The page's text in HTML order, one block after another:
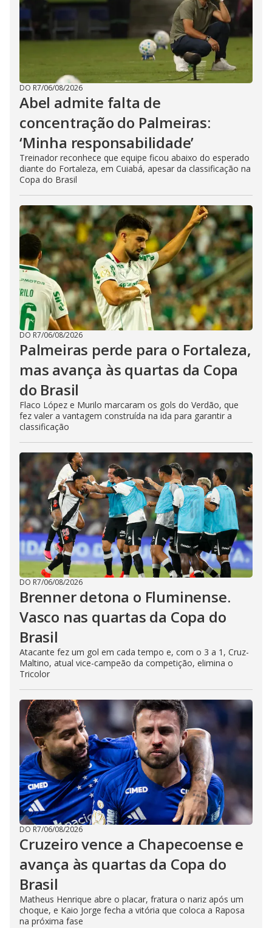
DO R7/06/08/2026
Abel admite falta de
concentração do Palmeiras:
‘Minha responsabilidade’
Treinador reconhece que equipe ficou abaixo do esperado
diante do Fortaleza, em Cuiabá, apesar da classificação na
Copa do Brasil
DO R7/06/08/2026
Palmeiras perde para o Fortaleza,
mas avança às quartas da Copa
do Brasil
Flaco López e Murilo marcaram os gols do Verdão, que
fez valer a vantagem construída na ida para garantir a
classificação
DO R7/06/08/2026
Brenner detona o Fluminense.
Vasco nas quartas da Copa do
Brasil
Atacante fez um gol em cada tempo e, com o 3 a 1, Cruz-
Maltino, atual vice-campeão da competição, elimina o
Tricolor
DO R7/06/08/2026
Cruzeiro vence a Chapecoense e
avança às quartas da Copa do
Brasil
Matheus Henrique abre o placar, fratura o nariz após um
choque, e Kaio Jorge fecha a vitória que coloca a Raposa
na próxima fase